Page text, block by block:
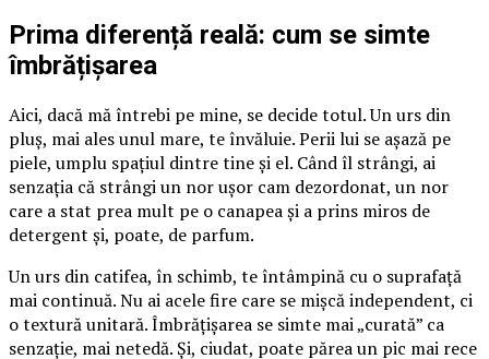
Prima diferență reală: cum se simte
îmbrățișarea
Aici, dacă mă întrebi pe mine, se decide totul. Un urs din
pluș, mai ales unul mare, te învăluie. Perii lui se așază pe
piele, umplu spațiul dintre tine și el. Când îl strângi, ai
senzația că strângi un nor ușor cam dezordonat, un nor
care a stat prea mult pe o canapea și a prins miros de
detergent și, poate, de parfum.
Un urs din catifea, în schimb, te întâmpină cu o suprafață
mai continuă. Nu ai acele fire care se mișcă independent, ci
o textură unitară. Îmbrățișarea se simte mai „curată” ca
senzație, mai netedă. Și, ciudat, poate părea un pic mai rece